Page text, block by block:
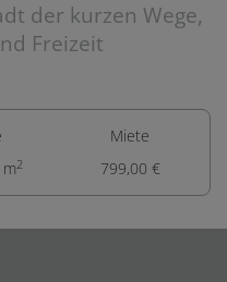
der kurzen Wege,
Freizeit
2
Miete
799,00 €